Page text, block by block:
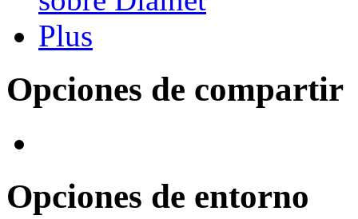
Opciones de compartir
Opciones de entorno